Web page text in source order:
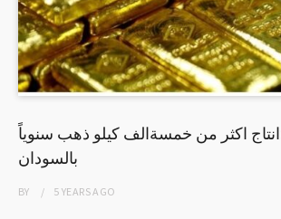
:انتاج اكثر من خمسةالف كيلو ذهب سنوياً
بالسودان
BY 5 YEARSAGO